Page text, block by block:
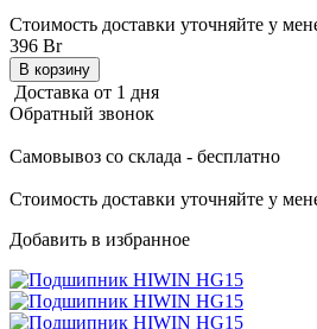
Стоимость доставки уточняйте у
396 Br
В корзину
Доставка от 1 дня
Обратный звонок
Самовывоз со склада - бесплатно
Стоимость доставки уточняйте у
Добавить в избранное